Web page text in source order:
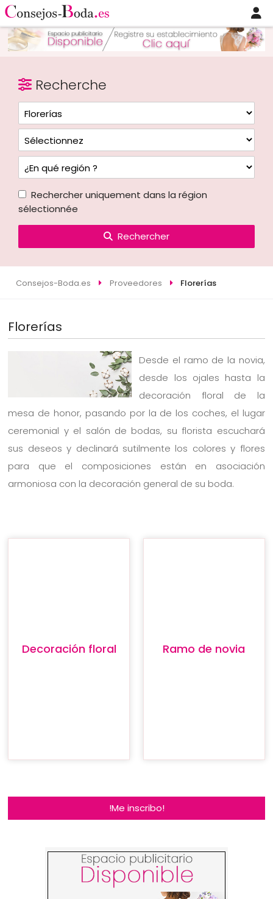
Recherche
Rechercher uniquement dans la région
sélectionnée
Rechercher
Consejos-Boda.es Proveedores Florerías
Florerías
Desde el ramo de la novia,
desde los ojales hasta la
decoración floral de la
mesa de honor, pasando por la de los coches, el lugar
ceremonial y el salón de bodas, su florista escuchará
sus deseos y declinará sutilmente los colores y flores
para que el composiciones están en asociación
armoniosa con la decoración general de su boda.
Decoración floral Ramo de novia
!Me inscribo!